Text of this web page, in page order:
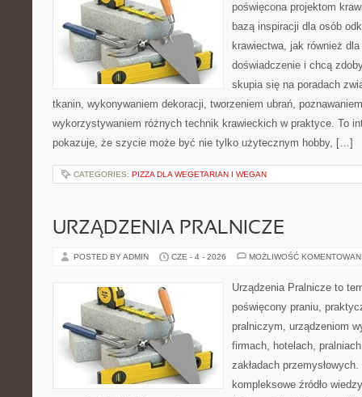
poświęcona projektom
bazą inspiracji dla osób
krawiectwa, jak również
doświadczenie i chcą
skupia się na poradach
tkanin, wykonywaniem dekoracji, tworzeniem ubrań,
wykorzystywaniem różnych technik krawieckich w praktyce. To
pokazuje, że szycie może być nie tylko użytecznym hobby, […]
CATEGORIES: PIZZA DLA WEGETARIAN I WEGAN
URZĄDZENIA PRALNICZE
POSTED BY ADMIN CZE - 4 - 2026 MOŻLIWOŚĆ
Urządzenia Pralnicze to
poświęcony praniu,
pralniczym, urządzeniom
firmach, hotelach,
zakładach
kompleksowe źródło